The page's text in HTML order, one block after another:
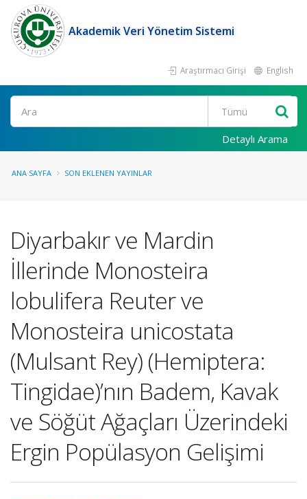
Akademik Veri Yönetim Sistemi
Araştırmacı Girişi English
Ara
Detaylı Arama
ANA SAYFA SON EKLENEN YAYINLAR
Diyarbakır ve Mardin
İllerinde Monosteira
lobulifera Reuter ve
Monosteira unicostata
(Mulsant Rey) (Hemiptera:
Tingidae)’nın Badem, Kavak
ve Söğüt Ağaçları Üzerindeki
Ergin Popülasyon Gelişimi